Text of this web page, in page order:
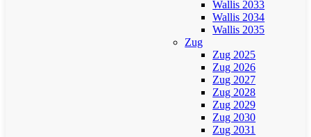
Wallis 2033
Wallis 2034
Wallis 2035
Zug
Zug 2025
Zug 2026
Zug 2027
Zug 2028
Zug 2029
Zug 2030
Zug 2031